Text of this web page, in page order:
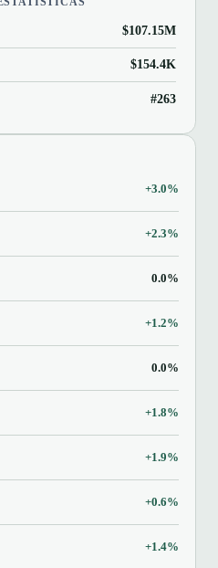
$107.15M
$154.4K
#263
+3.0%
+2.3%
0.0%
+1.2%
0.0%
+1.8%
+1.9%
+0.6%
+1.4%